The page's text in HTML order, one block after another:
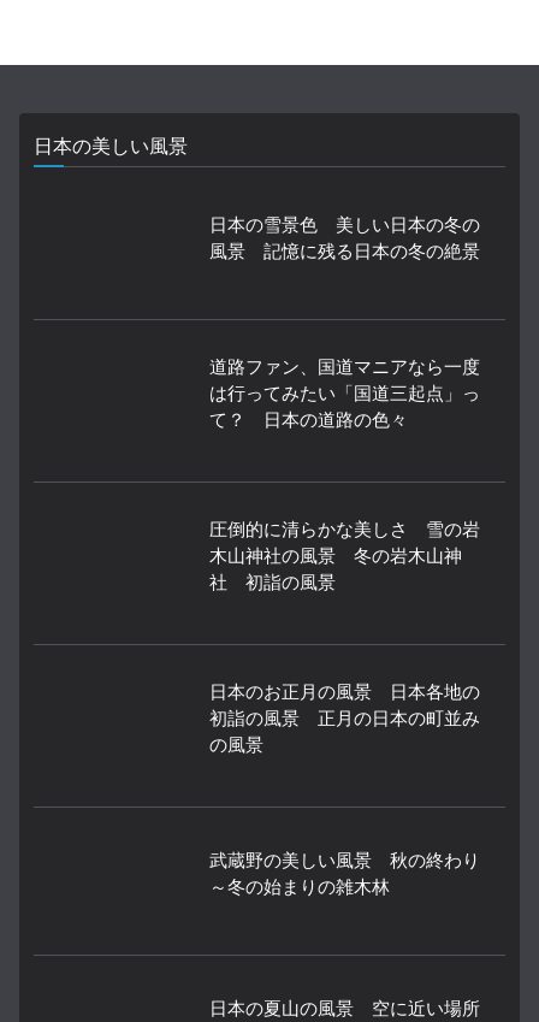
日本の美しい風景
日本の雪景色 美しい日本の冬の
風景 記憶に残る日本の冬の絶景
道路ファン、国道マニアなら一度
は行ってみたい「国道三起点」っ
て？ 日本の道路の色々
圧倒的に清らかな美しさ 雪の岩
木山神社の風景 冬の岩木山神
社 初詣の風景
日本のお正月の風景 日本各地の
初詣の風景 正月の日本の町並み
の風景
武蔵野の美しい風景 秋の終わり
～冬の始まりの雑木林
日本の夏山の風景 空に近い場所